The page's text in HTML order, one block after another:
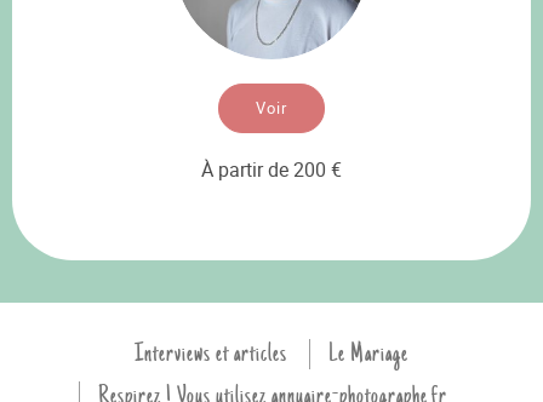
Voir
À partir de 200 €
Interviews et articles
Le Mariage